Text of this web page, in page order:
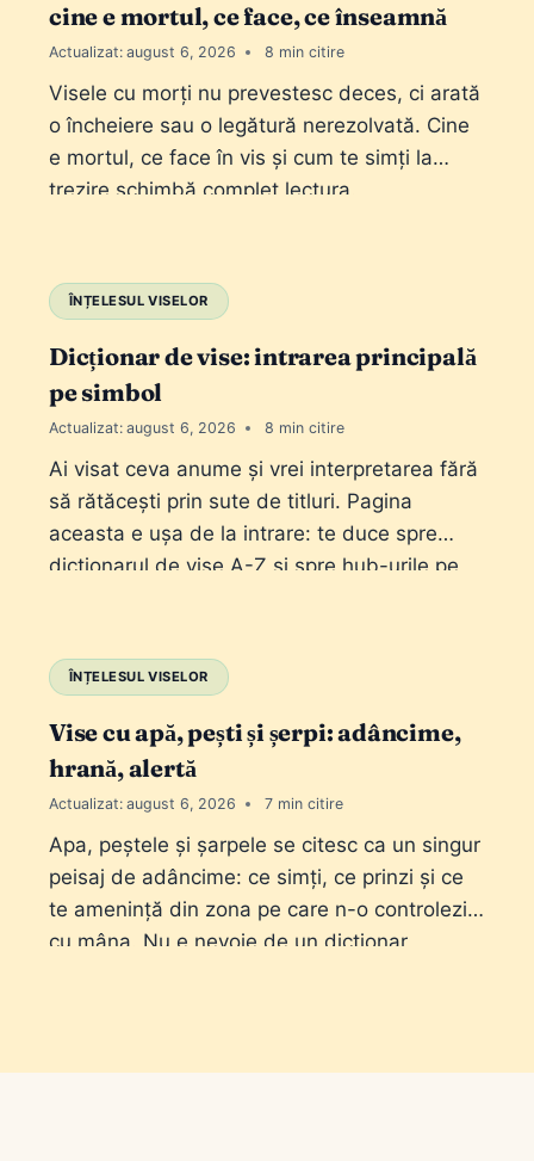
cine e mortul, ce face, ce înseamnă
Actualizat: august 6, 2026 8
Visele cu morți nu prevestesc deces, ci arată
o încheiere sau o legătură nerezolvată. Cine
e mortul, ce face în vis și cum te simți la
trezire schimbă complet lectura.
ÎNȚELESUL VISELOR
Dicționar de vise: intrarea principală
pe simbol
Actualizat: august 6, 2026 8
Ai visat ceva anume și vrei interpretarea fără
să rătăcești prin sute de titluri. Pagina
aceasta e ușa de la intrare: te duce spre
dicționarul de vise A-Z și spre hub-urile pe
simbolul, dar nu știi…
ÎNȚELESUL VISELOR
Vise cu apă, pești și șerpi: adâncime,
hrană, alertă
Actualizat: august 6, 2026 7
Apa, peștele și șarpele se citesc ca un singur
peisaj de adâncime: ce simți, ce prinzi și ce
te amenință din zona pe care n-o controlezi
cu mâna. Nu e nevoie de un dicționar